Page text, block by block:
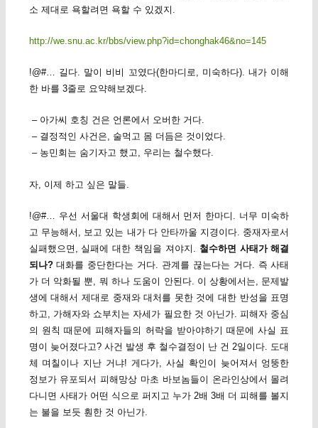
소 제대로 욕할려면 욕할 수 있겠지.
http://we.snu.ac.kr/bbs/view.php?id=chonghak46&no=145
!@#… 길다. 말이 비비 꼬였다(한마디로, 미숙하다). 내가 이해
한 바를 3줄로 요약해보겠다.
– 아가씨 호칭 건은 언론에서 오버한 거다.
– 결정적인 사건은, 술먹고 몸 더듬은 것이었다.
– 농민회는 숨기자고 했고, 우리는 철수했다.
자, 이제 하고 싶은 말들.
!@#… 우선 서울대 학생회에 대해서 먼저 한마디. 너무 미숙하
고 무능해서, 보고 있는 내가 다 안타까울 지경이다. 중재자로서
실패했으면, 실패에 대한 책임을 져야지. 철수하면 사태가 해결
되나?대화를 중단한다는 거다. 관계를 끊는다는 거다. 즉 사태
가 더 악화될 뿐, 뭐 하나 도움이 안된다. 이 상황에서는, 문제발
생에 대해서 제대로 중재와 대처를 못한 것에 대한 반성을 표명
하고, 가해자와 쇼부치는 자세가 필요한 것 아닌가. 피해자 중심
의 원칙 때문에 피해자들의 허락을 받아야하기 때문에 사실 표
명이 늦어졌다고? 사건 발생 후 철수결정이 난 건 2일이다. 도대
체 며칠이나 지난 거냐! 게다가, 사실 확인이 늦어져서 엉뚱한
정보가 유포되서 피해망상 마초 바보놈들이 온라인상에서 몰려
다니면 사태가 어떤 식으로 퍼지고 누가 2배 3배 더 피해를 볼지
는 불을 보듯 훤한 것 아닌가.